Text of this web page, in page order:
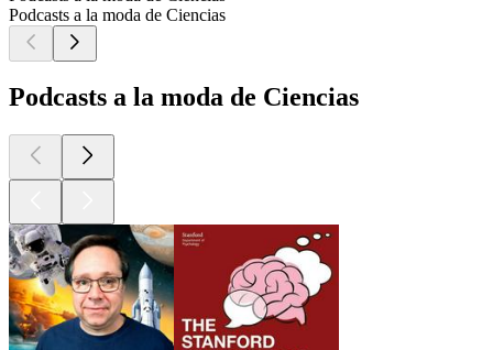
Podcasts a la moda de Ciencias
Podcasts a la moda de Ciencias